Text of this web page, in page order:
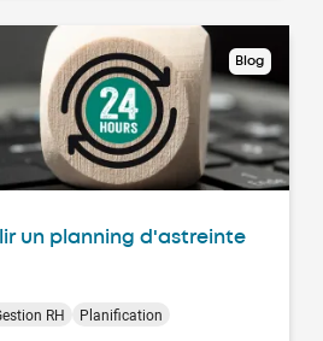
Blog
un planning d'astreinte
RH Planification